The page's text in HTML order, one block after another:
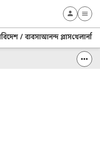
বিদেশ / ব্যবসাআনন্দ প্লাসখেলা